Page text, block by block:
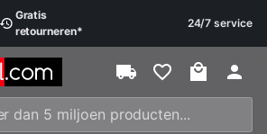
Gratis
retourneren*
24/7 service